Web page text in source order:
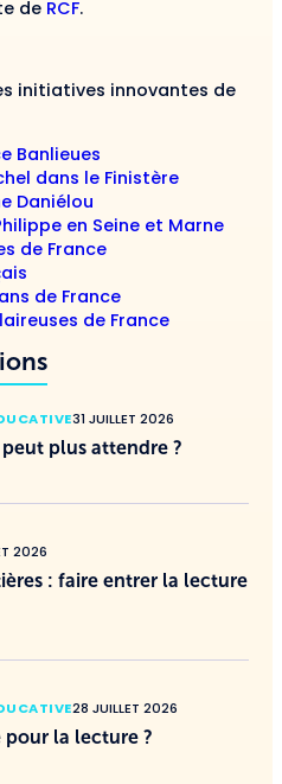
de RCF.
initiatives innovantes de
Banlieues
dans le Finistère
Daniélou
en Seine et Marne
de France
de France
de France
31 JUILLET 2026
plus attendre ?
2026
: faire entrer la lecture
28 JUILLET 2026
pour la lecture ?